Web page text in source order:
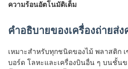
ความร้อนอัตโนมัติเต็ม
คําอธิบายของเครื่องถ่ายส่
เหมาะสําหรับทุกชนิดของไม้ พลาสติก
บอร์ด โลหะและเครื่องบินอื่น ๆ บนชั้น